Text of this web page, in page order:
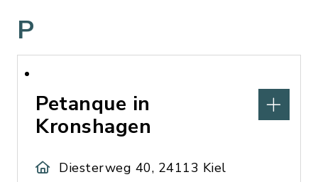
P
Petanque in
Kronshagen
Diesterweg 40, 24113 Kiel